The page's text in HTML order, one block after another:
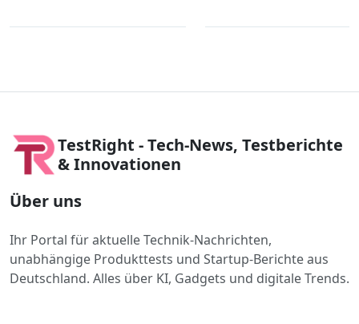
TestRight - Tech-News, Testberichte
& Innovationen
Über uns
Ihr Portal für aktuelle Technik-Nachrichten,
unabhängige Produkttests und Startup-Berichte aus
Deutschland. Alles über KI, Gadgets und digitale Trends.